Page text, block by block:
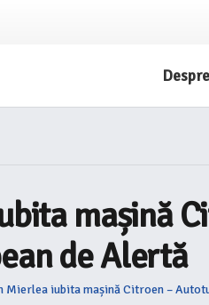
mașină
de Alertă
Mierlea iubita mașină Citroen –